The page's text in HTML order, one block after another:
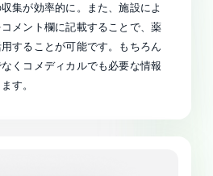
集が効率的に。また、施設によ
メント欄に記載することで、薬
することが可能です。もちろん
くコメディカルでも必要な情報
す。